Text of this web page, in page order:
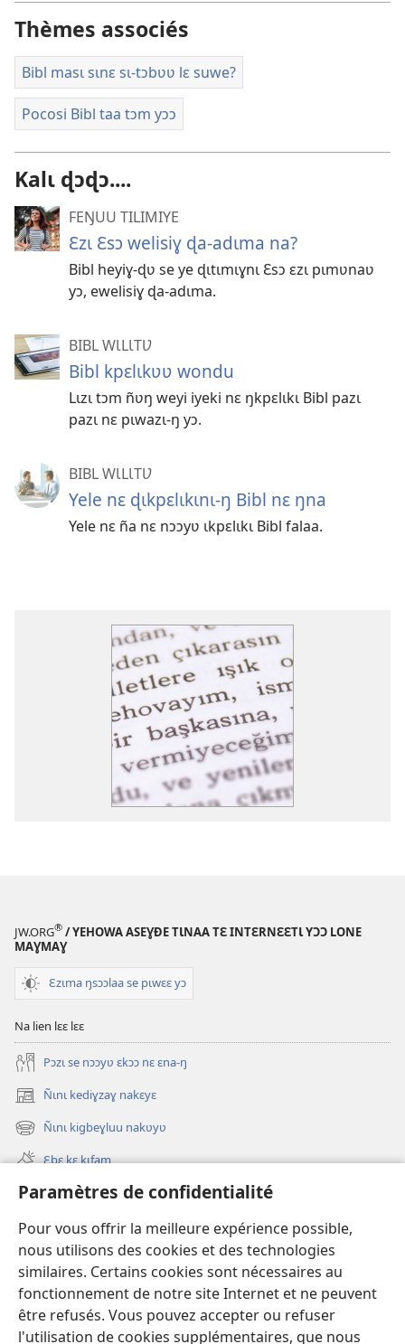
Paramètres de confidentialité
Pour vous offrir la meilleure expérience possible,
nous utilisons des cookies et des technologies
similaires. Certains cookies sont nécessaires au
fonctionnement de notre site Internet et ne peuvent
être refusés. Vous pouvez accepter ou refuser
l'utilisation de cookies supplémentaires, que nous
Thèmes associés
Bibl masɩ sɩnɛ sɩ-tɔbʋʋ lɛ suwe?
Pocosi Bibl taa tɔm yɔɔ
Kalɩ ɖɔɖɔ....
FEŊUU TILIMIYE
Ɛzɩ Ɛsɔ welisiɣ ɖa-adɩma na?
Bibl heyiɣ-ɖʋ se ye ɖɩtɩmɩɣnɩ Ɛsɔ ɛzɩ pɩmʋnaʋ
yɔ, ewelisiɣ ɖa-adɩma.
BIBL WƖLƖTƲ
Bibl kpɛlɩkʋʋ wondu
Lɩzɩ tɔm ñʋŋ weyi iyeki nɛ ŋkpɛlɩkɩ Bibl pazɩ
pazɩ nɛ pɩwazɩ-ŋ yɔ.
BIBL WƖLƖTƲ
Yele nɛ ɖɩkpɛlɩkɩnɩ-ŋ Bibl nɛ ŋna
Yele nɛ ña nɛ nɔɔyʋ ɩkpɛlɩkɩ Bibl falaa.
JW.ORG® / YEHOWA ASEƔĐE TƖNAA TƐ INTƐRNƐƐTƖ YƆƆ LONE
MAƔMAƔ
Ɛzɩma ŋsɔɔlaa se pɩwɛɛ yɔ
Na lien lɛɛ lɛɛ
Pɔzɩ se nɔɔyʋ ɛkɔɔ nɛ ɛna-ŋ
Ñɩnɩ kediɣzaɣ nakɛyɛ
(ouvre
une
nouvelle
fenêtre)
Ñɩnɩ kigbeɣluu nakʋyʋ
(ouvre
une
fenêtre)
Ɛbɛ kɛ kɩfam
Videowaa
Search
Sɩnʋʋ
Haɖɛ
(ouvre
une